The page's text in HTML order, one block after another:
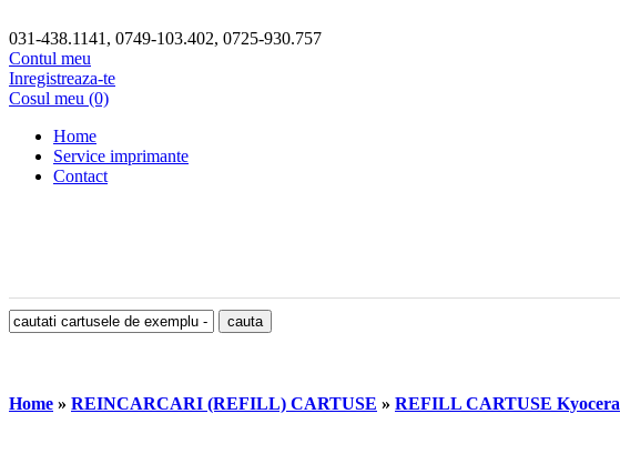
031-438.1141, 0749-103.402, 0725-930.757
Contul meu
Inregistreaza-te
Cosul meu (0)
Home
Service imprimante
Contact
Home » REINCARCARI (REFILL) CARTUSE » REFILL CARTUSE Kyocera